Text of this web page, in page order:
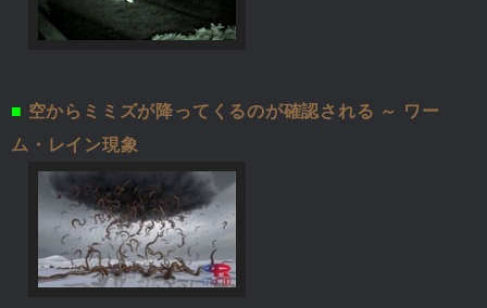
■ 空からミミズが降ってくるのが確認される ～ ワー
ム・レイン現象